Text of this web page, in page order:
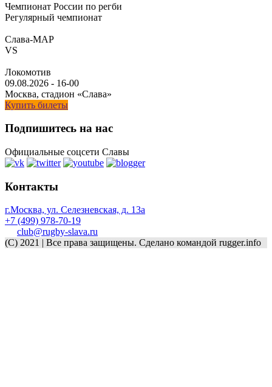
Чемпионат России по регби
Регулярный чемпионат
Слава-МАР
VS
Локомотив
09.08.2026 - 16-00
Москва, стадион «Слава»
Купить билеты
Подпишитесь на нас
Официальные соцсети Славы
Контакты
г.Москва, ул. Селезневская, д. 13a
+7 (499) 978-70-19
club@rugby-slava.ru
(C) 2021 | Все права защищены. Сделано командой rugger.info